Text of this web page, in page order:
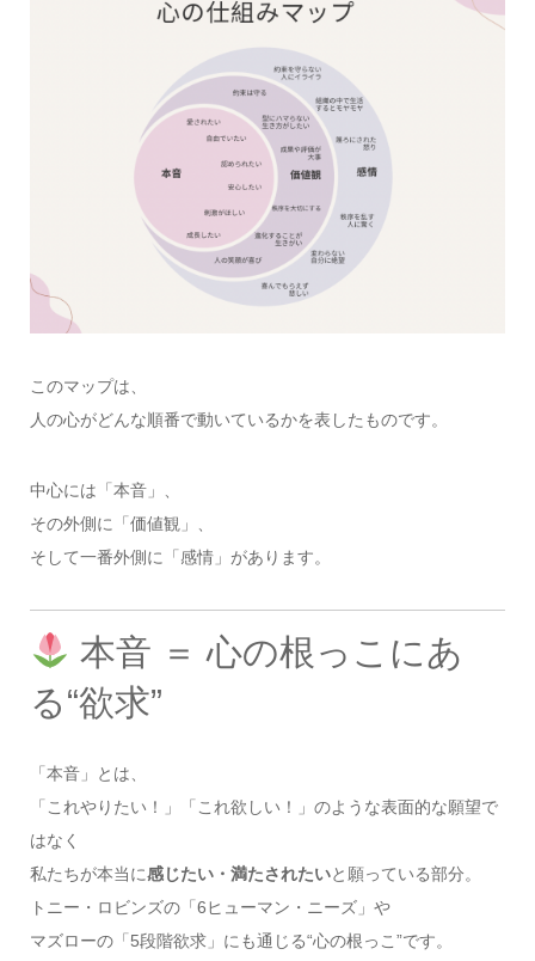
このマップは、
人の心がどんな順番で動いているかを表したものです。
中心には「本音」、
その外側に「価値観」、
そして一番外側に「感情」があります。
本音 ＝ 心の根っこにあ
る“欲求”
「本音」とは、
「これやりたい！」「これ欲しい！」のような表面的な願望で
はなく
私たちが本当に感じたい・満たされたいと願っている部分。
トニー・ロビンズの「6ヒューマン・ニーズ」や
マズローの「5段階欲求」にも通じる“心の根っこ”です。